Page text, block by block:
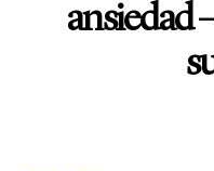
ansiedad